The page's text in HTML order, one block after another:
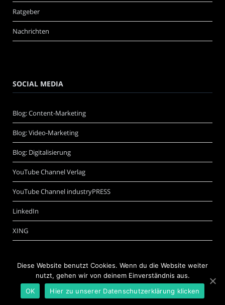
Ratgeber
Nachrichten
SOCIAL MEDIA
Blog: Content-Marketing
Blog: Video-Marketing
Blog: Digitalisierung
YouTube Channel Verlag
YouTube Channel industryPRESS
LinkedIn
XING
©Schwarzer.de Software + Internet GmbH
Diese Website benutzt Cookies. Wenn du die Website weiter
nutzt, gehen wir von deinem Einverständnis aus.
OK
Hier zu unserer Datenschutzerklärung klicken